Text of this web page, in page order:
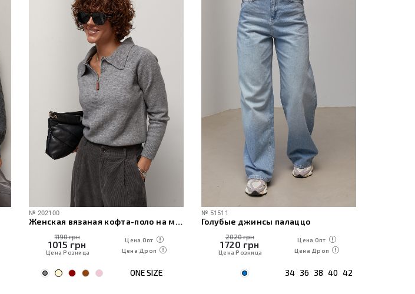
№ 202100
Женская вязаная кофта-поло на молнии
1190 грн
1015 грн
Цена Розница
Цена Опт
Цена Дроп
ONE SIZE
№ 51511
Голубые джинсы палаццо
2020 грн
1720 грн
Цена Розница
Цена Опт
Цена Дроп
34 36 38 40 42